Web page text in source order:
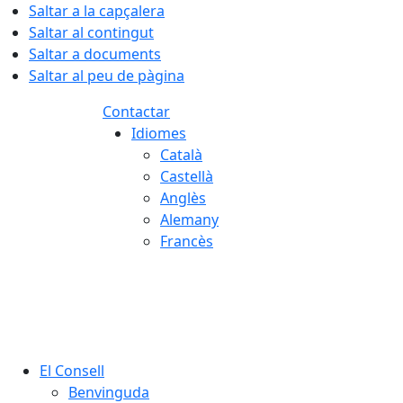
Saltar a la capçalera
Saltar al contingut
Saltar a documents
Saltar al peu de pàgina
Contactar
Idiomes
Català
Castellà
Anglès
Alemany
Francès
El Consell
Benvinguda